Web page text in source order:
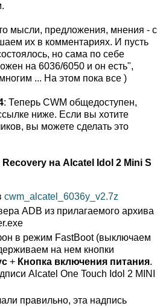
мысли, предложения, мнения - с
их в комментариях. И пусть
но сама по себе
на 6036/6050 и он есть",
... На этом пока все )
: Теперь CWM общедоступен,
ниже. Если вы хотите
вы можете сделать это
Recovery на Alcatel Idol 2 Mini S
cwm_alcatel_6036y_v2.7z
ADB из прилагаемого архива
в режим FastBoot (выключаем
на нем кнопки
+ Кнопка включения питания.
Alcatel One Touch Idol 2 MINI
правильно, эта надпись